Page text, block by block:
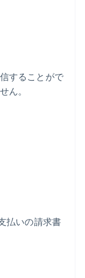
することがで
ん。
払いの請求書